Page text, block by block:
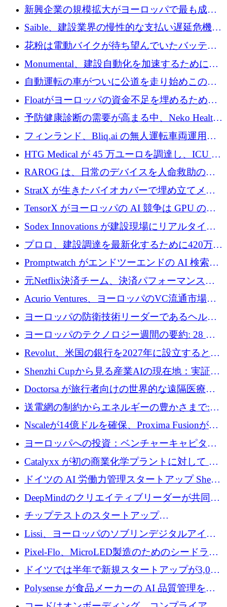
後、アムステルダムに根を張る
新興企業の規模拡大がヨーロッパで最も成功
した創業者を生み出す、アントラー氏が発見
Saible、建設業界の慢性的な支払い遅延危機に
対処するために 290 万ポンドを調達
花粉は電動バイクが待ち望んでいたバッテリ
ー交換ネットワークを構築している
Monumental、建設自動化を加速するためにシ
リーズ B で 3,200 万ドルを確保
自動運転の車がついに公道を走り始めこの国
が世界をリードしようとしている
Floatがヨーロッパの資金不足を埋めるために
シリーズAで450万ユーロを調達
予防健康診断の需要が高まる中、Neko Health
が 7 億ドルを調達
フィンランド、Bliq.ai の無人運転車両運用を
認可
HTG Medical が 45 万ユーロを調達し、ICU の
尿モニタリングを自動化するための MDR 認
証を獲得
RAROG は、日常のデバイスを人命救助の救
助ビーコンに変えるために 16 万 2,000 ユーロ
StratX が生きたバイオカバーで埋め立てメタ
ン対策に 119 万ドルを調達
TensorX がヨーロッパの AI 競争は GPU の所
有者によって決まると考える理由
Sodex Innovations が建設現場にリアルタイム
のインテリジェンスをもたらすために 400 万
ユーロを確保
プロロ、建設調達を最新化するために420万ポ
ンドを調達
Promptwatch がエンドツーエンドの AI 検索最
適化プラットフォームを拡張するために 600
万ユーロを調達
元Netflix決済チーム、決済パフォーマンスプ
ラットフォームNopanのためにこれまでに720
万ユーロを調達
Acurio Ventures、ヨーロッパのVC流通市場の
流動性を解放するために1億1,500万ユーロの
ファンドを立ち上げる
ヨーロッパの防衛技術リーダーであるヘルシ
ングは、180億ドルの評価額で18億ドルのシリ
ヨーロッパのテクノロジー週間の要約: 28 億
ユーロを超える 70 以上のテクノロジー資金調
Revolut、米国の銀行を2027年に設立すると米
国の社長が語る
Shenzhi Cupから見る産業AIの現在地：実証と
産業実装への道筋
Doctorsa が旅行者向けの世界的な遠隔医療プ
ラットフォームを拡大するために 100 万ユー
ロを調達
送電網の制約からエネルギーの豊かさまで:
Envision の Gobi X がヨーロッパの AI の未来
Nscaleが14億ドルを確保、Proxima Fusionが4
億1,100万ユーロを獲得、Invest EuropeはVCの
ヨーロッパへの投資：ベンチャーキャピタル
が過去2番目に高い水準に到達
Catalyxx が初の商業化学プラントに対して EU
から 2,000 万ユーロ以上の支援を獲得
ドイツの AI 労働力管理スタートアップ Sherpa
がプレシードで 220 万ドルを調達
DeepMindのクリエイティブリーダーが共同設
立したAIライティングのスタートアップが
1,300万ドルのシード投資を調達
チップテストのスタートアップ
QuantumDiamondsが株式資金で1,500万ユーロ
を調達
Lissi、ヨーロッパのソブリンデジタルアイデ
ンティティの未来を推進するために350万ユー
ロを調達
Pixel-Flo、MicroLED製造のためのシードラウ
ンドで525万ポンドを獲得
ドイツでは半年で新規スタートアップが3,000
社という記録を目の当たりにし、涙を流すハ
ンブルク
Polysense が食品メーカーの AI 品質管理を拡
張するために 1,070 万ドルを調達